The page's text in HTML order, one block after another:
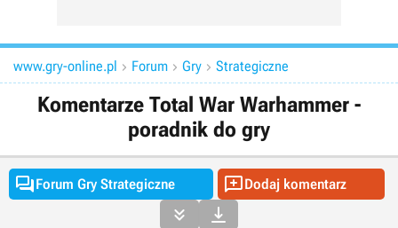
www.gry-online.pl  Forum  Gry  Strategiczne
Komentarze Total War Warhammer -
poradnik do gry
Forum Gry Strategiczne Dodaj komentarz
 